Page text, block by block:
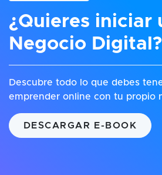
¿Quieres iniciar
Negocio Digital?
Descubre todo lo que debes
emprender online con tu propio
DESCARGAR E-BOOK